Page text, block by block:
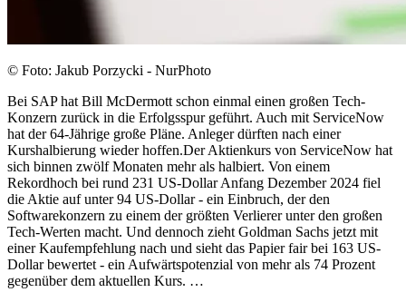
© Foto: Jakub Porzycki - NurPhoto
Bei SAP hat Bill McDermott schon einmal einen großen Tech-
Konzern zurück in die Erfolgsspur geführt. Auch mit ServiceNow
hat der 64-Jährige große Pläne. Anleger dürften nach einer
Kurshalbierung wieder hoffen.Der Aktienkurs von ServiceNow hat
sich binnen zwölf Monaten mehr als halbiert. Von einem
Rekordhoch bei rund 231 US-Dollar Anfang Dezember 2024 fiel
die Aktie auf unter 94 US-Dollar - ein Einbruch, der den
Softwarekonzern zu einem der größten Verlierer unter den großen
Tech-Werten macht. Und dennoch zieht Goldman Sachs jetzt mit
einer Kaufempfehlung nach und sieht das Papier fair bei 163 US-
Dollar bewertet - ein Aufwärtspotenzial von mehr als 74 Prozent
gegenüber dem aktuellen Kurs. …